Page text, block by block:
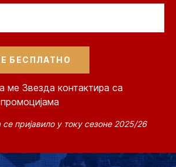
ме Звезда контактира са
пријавило у току сезоне 2025/26